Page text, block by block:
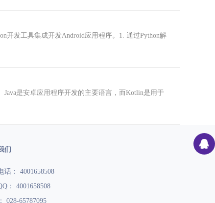
开发工具集成开发Android应用程序。1. 通过Python解
是安卓应用程序开发的主要语言，而Kotlin是用于
们
话： 4001658508
： 4001658508
028-65787095